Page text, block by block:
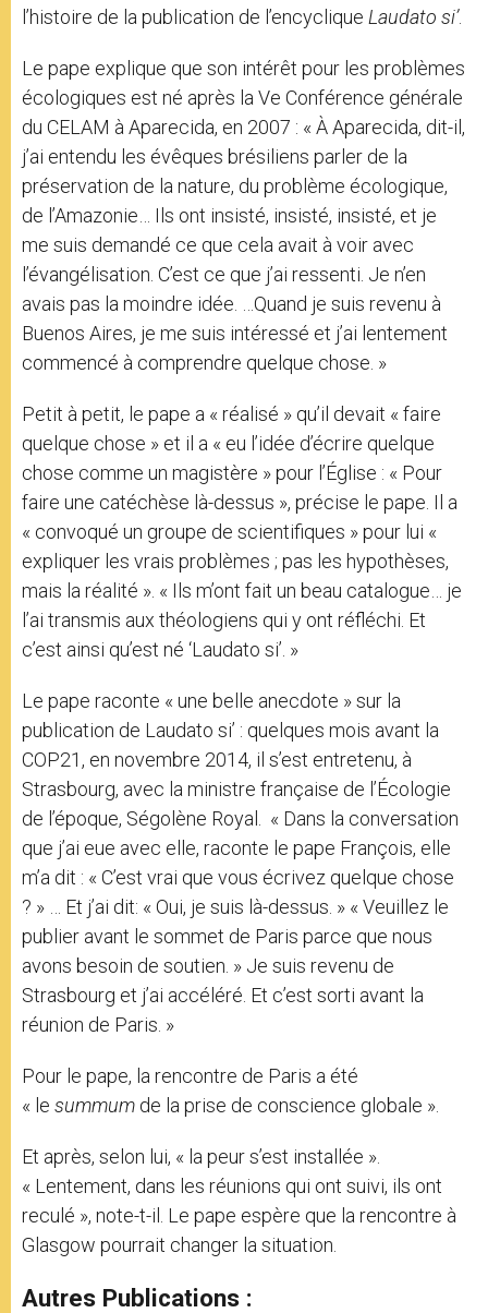
l’histoire de la publication de l’encyclique Laudato si’.
Le pape explique que son intérêt pour les problèmes
écologiques est né après la Ve Conférence générale
du CELAM à Aparecida, en 2007 : « À Aparecida, dit-il,
j’ai entendu les évêques brésiliens parler de la
préservation de la nature, du problème écologique,
de l’Amazonie… Ils ont insisté, insisté, insisté, et je
me suis demandé ce que cela avait à voir avec
l’évangélisation. C’est ce que j’ai ressenti. Je n’en
avais pas la moindre idée. …Quand je suis revenu à
Buenos Aires, je me suis intéressé et j’ai lentement
commencé à comprendre quelque chose. »
Petit à petit, le pape a « réalisé » qu’il devait « faire
quelque chose » et il a « eu l’idée d’écrire quelque
chose comme un magistère » pour l’Église : « Pour
faire une catéchèse là-dessus », précise le pape. Il a
« convoqué un groupe de scientifiques » pour lui «
expliquer les vrais problèmes ; pas les hypothèses,
mais la réalité ». « Ils m’ont fait un beau catalogue… je
l’ai transmis aux théologiens qui y ont réfléchi. Et
c’est ainsi qu’est né ‘Laudato si’. »
Le pape raconte « une belle anecdote » sur la
publication de Laudato si’ : quelques mois avant la
COP21, en novembre 2014, il s’est entretenu, à
Strasbourg, avec la ministre française de l’Écologie
de l’époque, Ségolène Royal. « Dans la conversation
que j’ai eue avec elle, raconte le pape François, elle
m’a dit : « C’est vrai que vous écrivez quelque chose
? » … Et j’ai dit: « Oui, je suis là-dessus. » « Veuillez le
publier avant le sommet de Paris parce que nous
avons besoin de soutien. » Je suis revenu de
Strasbourg et j’ai accéléré. Et c’est sorti avant la
réunion de Paris. »
Pour le pape, la rencontre de Paris a été
« le summum de la prise de conscience globale ».
Et après, selon lui, « la peur s’est installée ».
« Lentement, dans les réunions qui ont suivi, ils ont
reculé », note-t-il. Le pape espère que la rencontre à
Glasgow pourrait changer la situation.
Autres Publications :